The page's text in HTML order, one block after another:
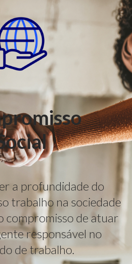
a profundidade do
trabalho na sociedade
compromisso de atuar
responsável no
de trabalho.